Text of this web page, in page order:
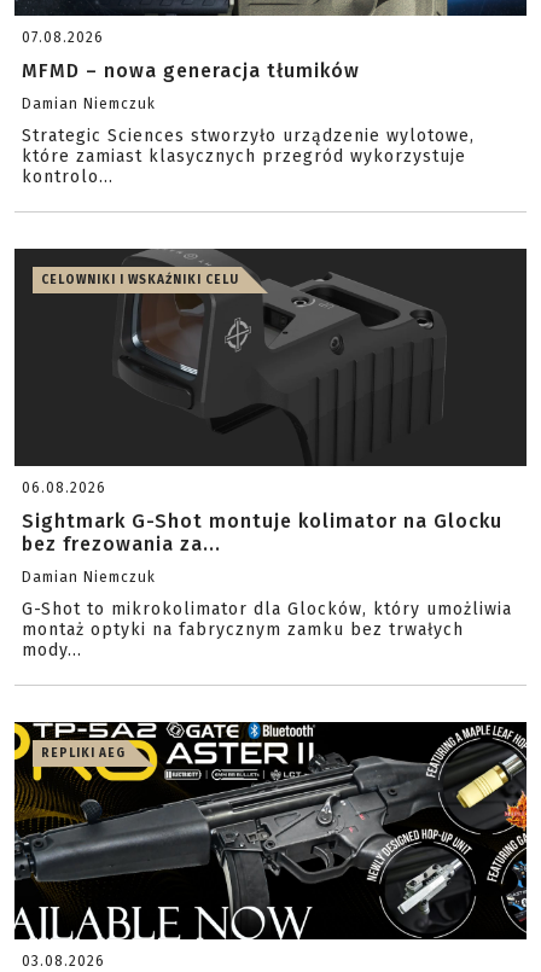
07.08.2026
MFMD – nowa generacja tłumików
Damian Niemczuk
Strategic Sciences stworzyło urządzenie wylotowe,
które zamiast klasycznych przegród wykorzystuje
kontrolo...
CELOWNIKI I WSKAŹNIKI CELU
06.08.2026
Sightmark G-Shot montuje kolimator na Glocku
bez frezowania za...
Damian Niemczuk
G-Shot to mikrokolimator dla Glocków, który umożliwia
montaż optyki na fabrycznym zamku bez trwałych
mody...
REPLIKI AEG
03.08.2026